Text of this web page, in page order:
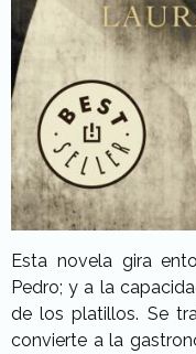
Esta novela gira
Pedro; y a la
de los platillos. Se
convierte a la